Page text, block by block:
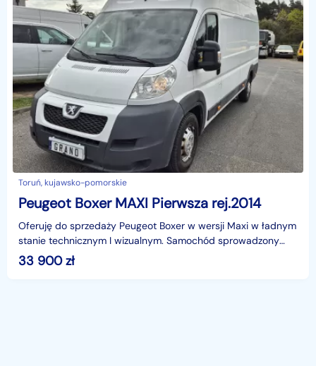
Toruń, kujawsko-pomorskie
Peugeot Boxer MAXI Pierwsza rej.2014
Oferuję do sprzedaży Peugeot Boxer w wersji Maxi w ładnym
stanie technicznym I wizualnym. Samochód sprowadzony
opłacony gotowy do rejestracji koszt 160 złotych
33 900zł